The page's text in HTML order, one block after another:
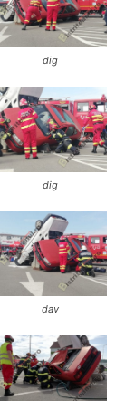
dig
dig
dav